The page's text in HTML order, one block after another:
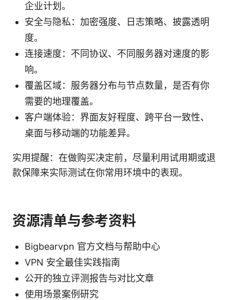
企业计划。
安全与隐私：加密强度、日志策略、披露透明
度。
连接速度：不同协议、不同服务器对速度的影
响。
覆盖区域：服务器分布与节点数量，是否有你
需要的地理覆盖。
客户端体验：界面友好程度、跨平台一致性、
桌面与移动端的功能差异。
实用提醒：在做购买决定前，尽量利用试用期或退
款保障来实际测试在你常用环境中的表现。
资源清单与参考资料
Bigbearvpn 官方文档与帮助中心
VPN 安全最佳实践指南
公开的独立评测报告与对比文章
使用场景案例研究